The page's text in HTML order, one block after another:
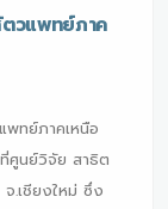
ตวแพทย์ภาค
ทย์ภาคเหนือ
ศูนย์วิจัย สาธิต
จ.เชียงใหม่ ซึ่ง